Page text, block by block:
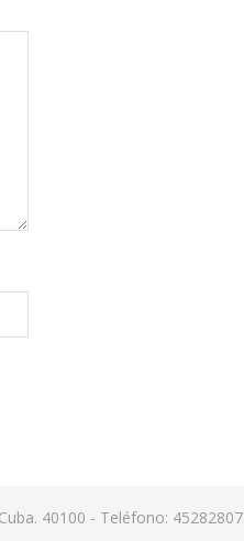
40100 - Teléfono: 45282807